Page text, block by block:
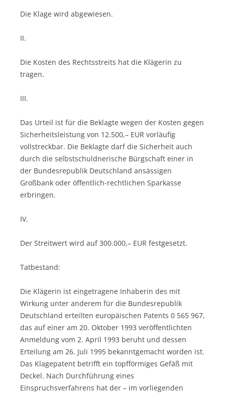
Die Klage wird abgewiesen.
II.
Die Kosten des Rechtsstreits hat die Klägerin zu
tragen.
III.
Das Urteil ist für die Beklagte wegen der Kosten gegen
Sicherheitsleistung von 12.500,– EUR vorläufig
vollstreckbar. Die Beklagte darf die Sicherheit auch
durch die selbstschuldnerische Bürgschaft einer in
der Bundesrepublik Deutschland ansässigen
Großbank oder öffentlich-rechtlichen Sparkasse
erbringen.
IV.
Der Streitwert wird auf 300.000,– EUR festgesetzt.
Tatbestand:
Die Klägerin ist eingetragene Inhaberin des mit
Wirkung unter anderem für die Bundesrepublik
Deutschland erteilten europäischen Patents 0 565 967,
das auf einer am 20. Oktober 1993 veröffentlichten
Anmeldung vom 2. April 1993 beruht und dessen
Erteilung am 26. Juli 1995 bekanntgemacht worden ist.
Das Klagepatent betrifft ein topfförmiges Gefäß mit
Deckel. Nach Durchführung eines
Einspruchsverfahrens hat der – im vorliegenden